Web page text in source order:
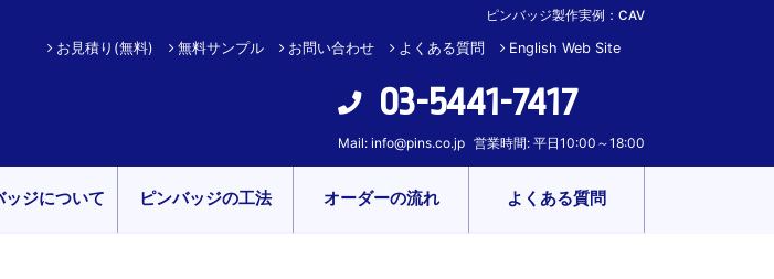
ピンバッジ製作実例：CAV
お見積り(無料) 無料サンプル お問い合わせ よくある質問 English Web Site
03-5441-7417
Mail: info@pins.co.jp 営業時間: 平日10:00～18:00
ッジについて ピンバッジの工法 オーダーの流れ よくある質問